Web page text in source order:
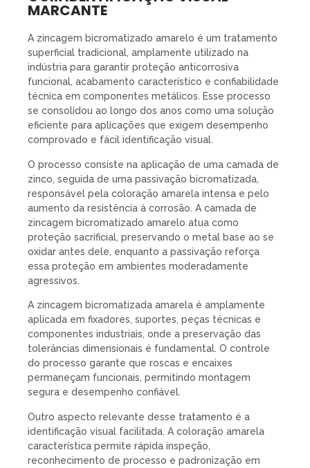
MARCANTE
A zincagem bicromatizado amarelo é um tratamento
superficial tradicional, amplamente utilizado na
indústria para garantir proteção anticorrosiva
funcional, acabamento característico e confiabilidade
técnica em componentes metálicos. Esse processo
se consolidou ao longo dos anos como uma solução
eficiente para aplicações que exigem desempenho
comprovado e fácil identificação visual.
O processo consiste na aplicação de uma camada de
zinco, seguida de uma passivação bicromatizada,
responsável pela coloração amarela intensa e pelo
aumento da resistência à corrosão. A camada de
zincagem bicromatizado amarelo atua como
proteção sacrificial, preservando o metal base ao se
oxidar antes dele, enquanto a passivação reforça
essa proteção em ambientes moderadamente
agressivos.
A zincagem bicromatizada amarela é amplamente
aplicada em fixadores, suportes, peças técnicas e
componentes industriais, onde a preservação das
tolerâncias dimensionais é fundamental. O controle
do processo garante que roscas e encaixes
permaneçam funcionais, permitindo montagem
segura e desempenho confiável.
Outro aspecto relevante desse tratamento é a
identificação visual facilitada. A coloração amarela
característica permite rápida inspeção,
reconhecimento de processo e padronização em